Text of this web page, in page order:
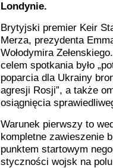
Londynie.
Brytyjski premier Keir
Merza, prezydenta
Wołodymira
celem spotkania było
poparcia dla Ukrainy
agresji Rosji”, a także
osiągnięcia
Warunek pierwszy to
kompletne zawieszenie
punktem startowym
styczności wojsk na